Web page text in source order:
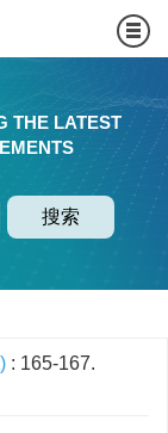
THE LATEST
搜索
: 165-167.